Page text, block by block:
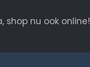
shop nu ook online!